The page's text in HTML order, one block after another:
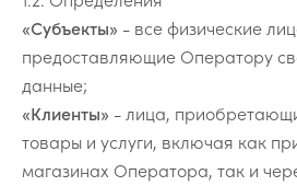
«Субъекты» - все физические
предоставляющие Оператору
данные;
«Клиенты» - лица,
товары и услуги, включая как
магазинах Оператора, так и